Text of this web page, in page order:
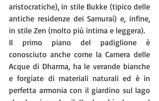
aristocratiche), in stile Bukke (tipico delle
antiche residenze dei Samurai) e, infine,
in stile Zen (molto più intima e leggera).
Il primo piano del padiglione è
conosciuto anche come la Camera delle
Acque di Dharma, ha le verande bianche
e forgiate di materiali naturali ed è in
perfetta armonia con il giardino sul lago